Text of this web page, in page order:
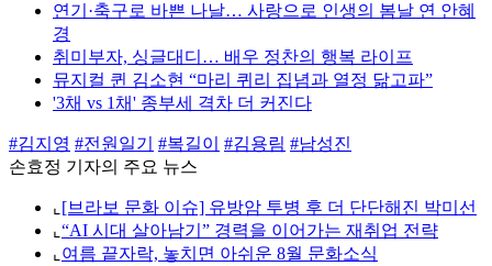
연기·축구로 바쁜 나날… 사랑으로 인생의 봄날 연 안혜
경
취미부자, 싱글대디… 배우 정찬의 행복 라이프
뮤지컬 퀸 김소현 “마리 퀴리 집념과 열정 닮고파”
'3채 vs 1채' 종부세 격차 더 커진다
#김지영 #전원일기 #복길이 #김용림 #남성진
손효정 기자의 주요 뉴스
⌞ [브라보 문화 이슈] 유방암 투병 후 더 단단해진 박미선
⌞ “AI 시대 살아남기” 경력을 이어가는 재취업 전략
⌞ 여름 끝자락, 놓치면 아쉬운 8월 문화소식